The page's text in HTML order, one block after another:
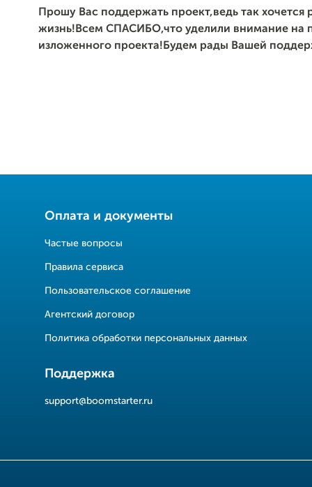
Прошу Вас поддержать проект,ведь так хочется
жизнь!Всем СПАСИБО,что уделили внимание на
изложенного проекта!Будем рады Вашей
Оплата и документы
Частые вопросы
Правила сервиса
Пользовательское соглашение
Агентский договор
Политика обработки персональных данных
Поддержка
support@boomstarter.ru